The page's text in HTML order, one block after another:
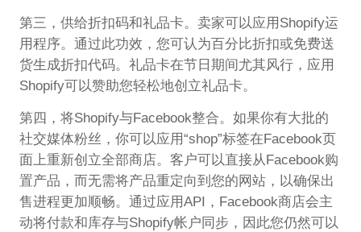
第三，供给折扣码和礼品卡。卖家可以应用Shopify运
用程序。通过此功效，您可认为百分比折扣或免费送
货生成折扣代码。礼品卡在节日期间尤其风行，应用
Shopify可以赞助您轻松地创立礼品卡。
第四，将Shopify与Facebook整合。如果你有大批的
社交媒体粉丝，你可以应用“shop”标签在Facebook页
面上重新创立全部商店。客户可以直接从Facebook购
置产品，而无需将产品重定向到您的网站，以确保出
售进程更加顺畅。通过应用API，Facebook商店会主
动将付款和库存与Shopify帐户同步，因此您仍然可以